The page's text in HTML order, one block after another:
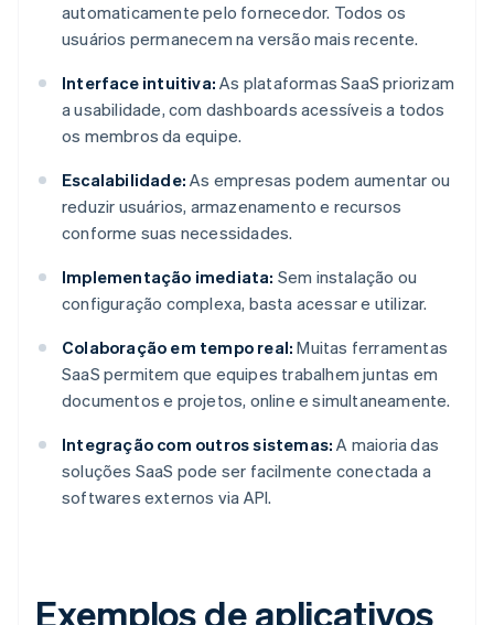
automaticamente pelo fornecedor. Todos os
usuários permanecem na versão mais recente.
Interface intuitiva: As plataformas SaaS priorizam
a usabilidade, com dashboards acessíveis a todos
os membros da equipe.
Escalabilidade: As empresas podem aumentar ou
reduzir usuários, armazenamento e recursos
conforme suas necessidades.
Implementação imediata: Sem instalação ou
configuração complexa, basta acessar e utilizar.
Colaboração em tempo real: Muitas ferramentas
SaaS permitem que equipes trabalhem juntas em
documentos e projetos, online e simultaneamente.
Integração com outros sistemas: A maioria das
soluções SaaS pode ser facilmente conectada a
softwares externos via API.
Exemplos de aplicativos